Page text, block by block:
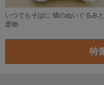
いつでもそばに 猫のぬいぐるみと
置物
特